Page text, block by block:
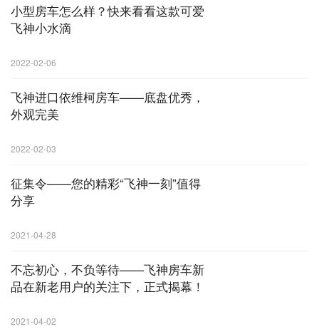
小型房车怎么样？快来看看这款可爱
飞神小水滴
2022-02-06
飞神进口依维柯房车——底盘优秀，
外观完美
2022-02-03
征集令——您的精彩“飞神一刻”值得
分享
2021-04-28
不忘初心，不负等待——飞神房车新
品在新老用户的关注下，正式揭幕！
2021-04-02